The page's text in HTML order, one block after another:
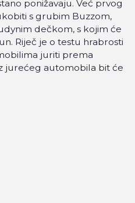
ponižavaju. Već prvog
s grubim Buzzom,
dečkom, s kojim će
Riječ je o testu hrabrosti
juriti prema
jurećeg automobila bit će